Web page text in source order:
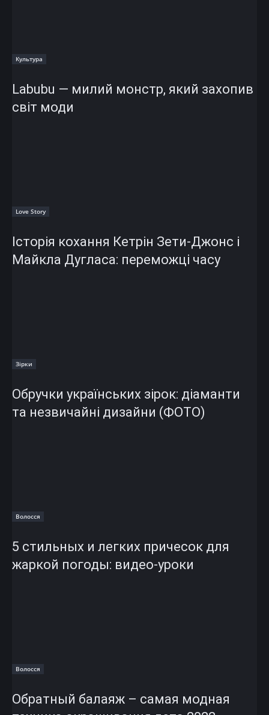
Культура
Labubu — милий монстр, який захопив
світ моди
Love Story
Історія кохання Кетрін Зети-Джонс і
Майкла Дугласа: переможці часу
Зірки
Обручки українських зірок: діаманти
та незвичайні дизайни (ФОТО)
Волосся
5 стильных и легких причесок для
жаркой погоды: видео-уроки
Волосся
Обратный балаяж – самая модная